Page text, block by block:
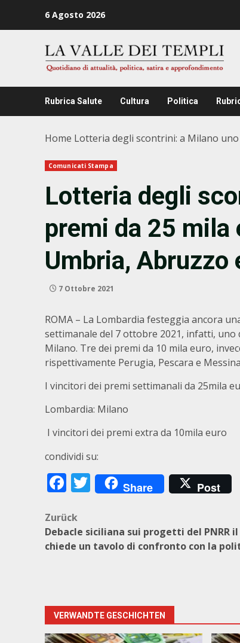
6 Agosto 2026
Rubrica Salute Cultura Politica
Home Lotteria degli scontrini: a Milano
Comunicati Stampa
Lotteria degli
premi da 25 mila
Umbria, Abruzzo
7 Ottobre 2021
ROMA – La Lombardia festeggia ancora
settimanale del 7 ottobre 2021, infatti,
Milano. Tre dei premi da 10 mila euro,
rispettivamente Perugia, Pescara e
I vincitori dei premi settimanali da 25mila
Lombardia: Milano
I vincitori dei premi extra da 10mila euro
condividi su:
Facebook
Twitter
Share Post
Beitragsnavigation
Zurück
Debacle siciliana sui progetti del PNRR il
chiede un tavolo di confronto con la
VERWANDTE GESCHICHTEN